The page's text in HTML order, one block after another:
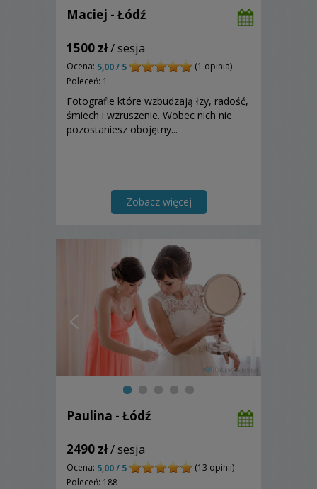
Maciej - Łódź
1500 zł/ sesja
Ocena: 5,00 / 5
(1 opinia)
Poleceń: 1
Fotografie które wzbudzają łzy, radość,
śmiech i wzruszenie. Wobec nich nie
pozostaniesz obojętny...
Zobacz więcej
Paulina - Łódź
2490 zł/ sesja
Ocena: 5,00 / 5
(13 opinii)
Poleceń: 188